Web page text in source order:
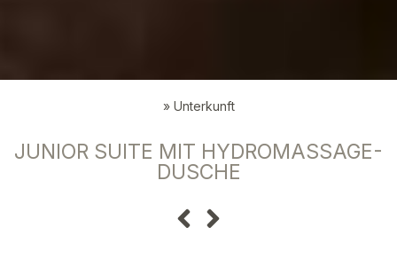
» Unterkunft
JUNIOR SUITE MIT HYDROMASSAGE-
DUSCHE